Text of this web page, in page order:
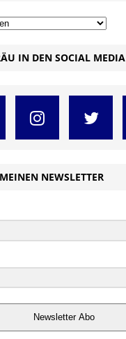
IN DEN SOCIAL MEDIA
NEWSLETTER
Newsletter Abo